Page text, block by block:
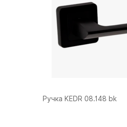
Ручка KEDR 08.148 bk